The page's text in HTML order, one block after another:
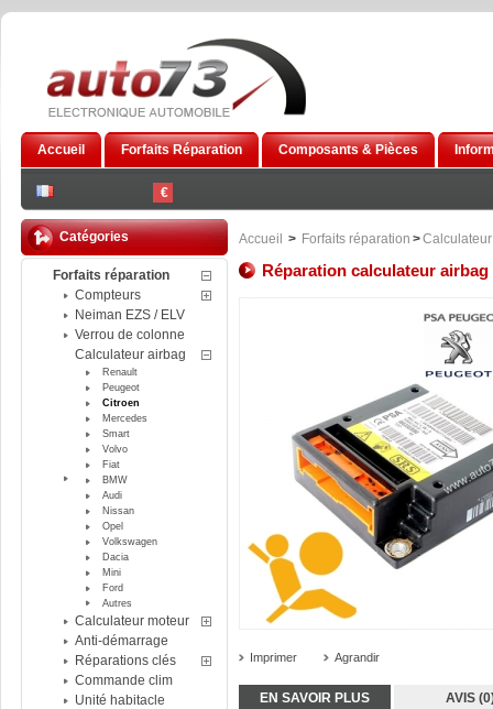
€
Accueil Forfaits Réparation Composants & Pièces
Catégories
Forfaits réparation
Compteurs
Neiman EZS / ELV
Verrou de colonne
Calculateur airbag
Renault
Peugeot
Citroen
Mercedes
Smart
Volvo
Fiat
BMW
Audi
Nissan
Opel
Volkswagen
Dacia
Mini
Ford
Autres
Calculateur moteur
Anti-démarrage
Réparations clés
Commande clim
Unité habitacle
Accueil > Forfaits réparation >
Réparation calculateur airbag
Imprimer Agrandir
EN SAVOIR PLUS AVIS